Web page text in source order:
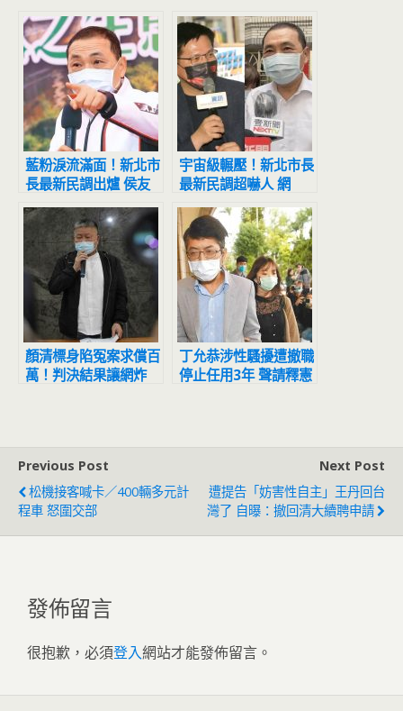
藍粉淚流滿面！新北市
長最新民調出爐 侯友
宜超震撼
宇宙級輾壓！新北市長
最新民調超嚇人 網
驚：滅亡計畫開始
顏清標身陷冤案求償百
萬！判決結果讓網炸
丁允恭涉性騷擾遭撤職
停止任用3年 聲請釋憲
Previous Post
松機接客喊卡／400輛多元計
程車 怒圍交部
Next Post
遭提告「妨害性自主」王丹回台
灣了 自曝：撤回清大續聘申請
發佈留言
很抱歉，必須登入網站才能發佈留言。